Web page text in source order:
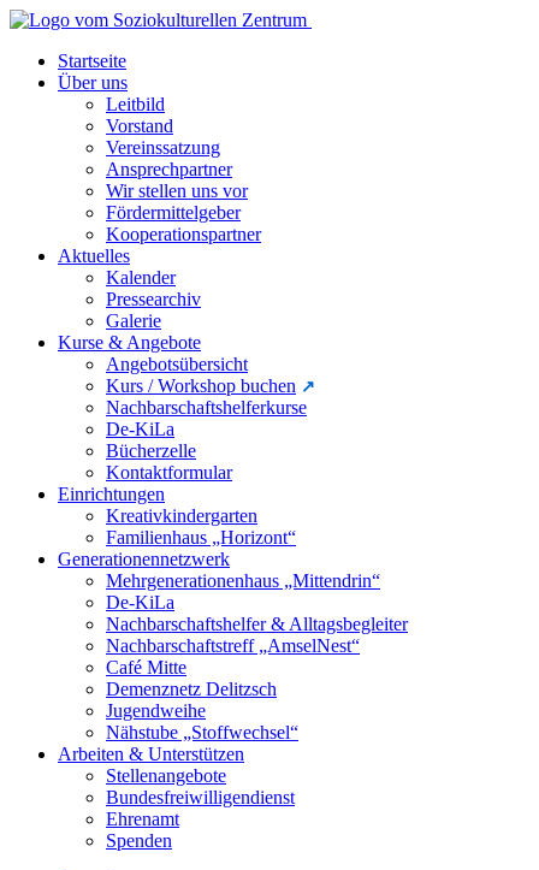
Startseite
Über uns
Leitbild
Vorstand
Vereinssatzung
Ansprechpartner
Wir stellen uns vor
Fördermittelgeber
Kooperationspartner
Aktuelles
Kalender
Pressearchiv
Galerie
Kurse & Angebote
Angebotsübersicht
Kurs / Workshop buchen
Nachbarschaftshelferkurse
De-KiLa
Bücherzelle
Kontaktformular
Einrichtungen
Kreativkindergarten
Familienhaus „Horizont“
Generationennetzwerk
Mehrgenerationenhaus „Mittendrin“
De-KiLa
Nachbarschaftshelfer & Alltagsbegleiter
Nachbarschaftstreff „AmselNest“
Café Mitte
Demenznetz Delitzsch
Jugendweihe
Nähstube „Stoffwechsel“
Arbeiten & Unterstützen
Stellenangebote
Bundesfreiwilligendienst
Ehrenamt
Spenden